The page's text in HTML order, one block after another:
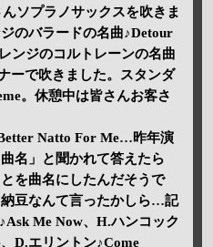
ソプラノサックスを吹きま
のバラードの名曲♪Detour
ンジのコルトレーンの名曲
ーで吹きました。スタンダ
。休憩中は皆さんお客さ
Natto For Me…昨年演
名」と聞かれて答えたら
を曲名にしたんだそうで
豆なんて言ったかしら…記
Me Now、H.ハンコック
D.エリントン♪Come